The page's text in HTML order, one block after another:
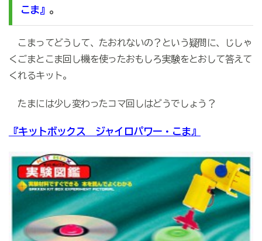
こま』 。
こまってどうして、たおれないの？という疑問に、じしゃ
くごまとこま回し機を使ったおもしろ実験をとおして答えて
くれるキット。
たまには少し変わったコマ回しはどうでしょう？
『キットボックス ジャイロパワー・こま』